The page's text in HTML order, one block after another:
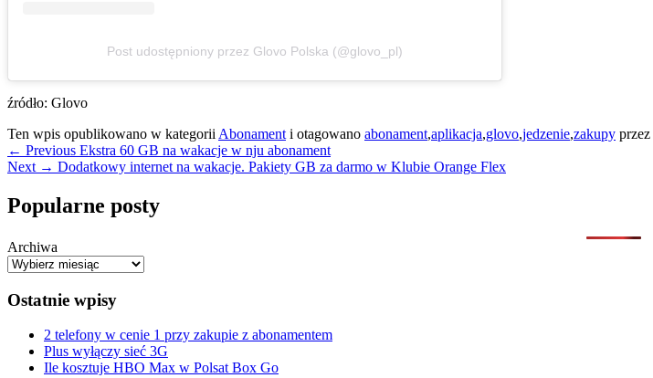
Post udostępniony przez Glovo Polska (@glovo_pl)
źródło: Glovo
Ten wpis opublikowano w kategorii Abonament i otagowano abonament,aplikacja,glovo,jedzenie,zakupy przez
Nawigacja
wpisu
← Previous Previous
post:
Ekstra 60 GB na wakacje w nju abonament
Next → Next
Dodatkowy internet na wakacje. Pakiety GB za darmo w Klubie Orange Flex
Primary
Widget
Area
Popularne posty
Archiwa
Ostatnie wpisy
2 telefony w cenie 1 przy zakupie z abonamentem
Plus wyłączy sieć 3G
Ile kosztuje HBO Max w Polsat Box Go